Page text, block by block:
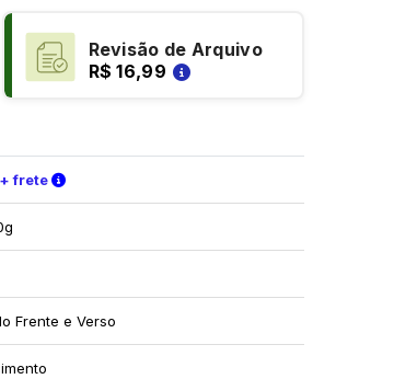
Revisão de Arquivo
R$ 16,99
frete Verifique as condições de entrega
Frente e Verso